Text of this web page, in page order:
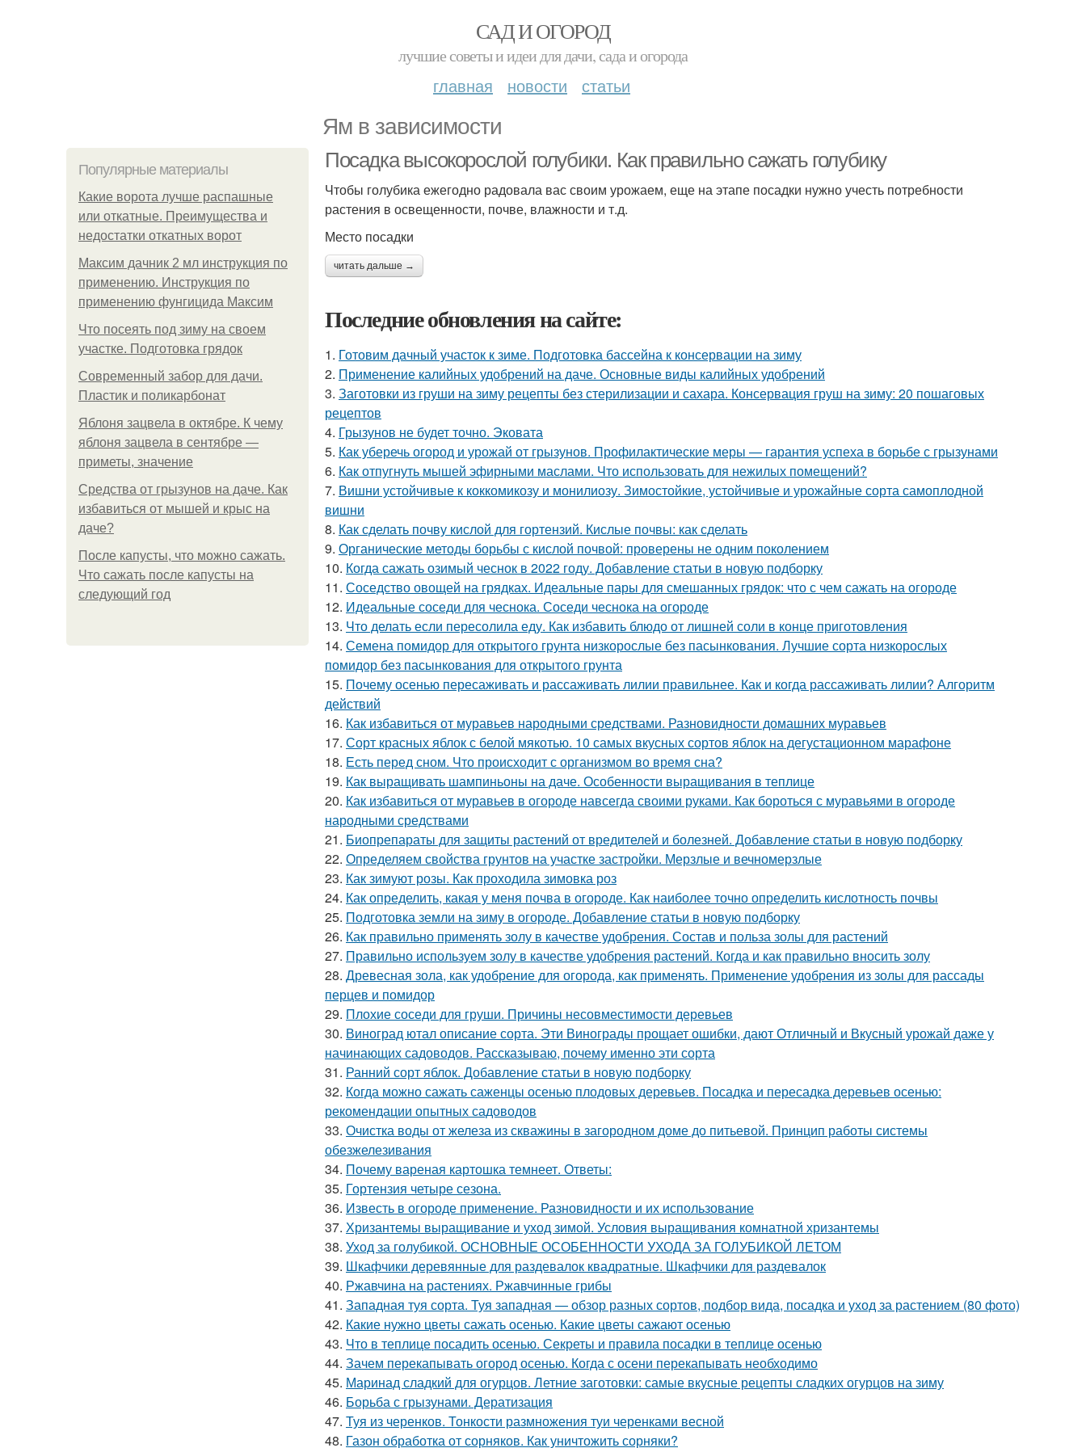
САД И ОГОРОД
лучшие советы и идеи для дачи, сада и огорода
главная новости статьи
Ям в зависимости
Популярные материалы
Какие ворота лучше распашные
или откатные. Преимущества и
недостатки откатных ворот
Максим дачник 2 мл инструкция по
применению. Инструкция по
применению фунгицида Максим
Что посеять под зиму на своем
участке. Подготовка грядок
Современный забор для дачи.
Пластик и поликарбонат
Яблоня зацвела в октябре. К чему
яблоня зацвела в сентябре —
приметы, значение
Средства от грызунов на даче. Как
избавиться от мышей и крыс на
даче?
После капусты, что можно сажать.
Что сажать после капусты на
следующий год
Посадка высокорослой голубики. Как правильно сажать голубику
Чтобы голубика ежегодно радовала вас своим урожаем, еще на этапе посадки нужно учесть потребности
растения в освещенности, почве, влажности и т.д.
Место посадки
читать дальше →
Последние обновления на сайте:
1. Готовим дачный участок к зиме. Подготовка бассейна к консервации на зиму
2. Применение калийных удобрений на даче. Основные виды калийных удобрений
3. Заготовки из груши на зиму рецепты без стерилизации и сахара. Консервация груш на зиму: 20 пошаговых
рецептов
4. Грызунов не будет точно. Эковата
5. Как уберечь огород и урожай от грызунов. Профилактические меры — гарантия успеха в борьбе с грызунами
6. Как отпугнуть мышей эфирными маслами. Что использовать для нежилых помещений?
7. Вишни устойчивые к коккомикозу и монилиозу. Зимостойкие, устойчивые и урожайные сорта самоплодной
вишни
8. Как сделать почву кислой для гортензий. Кислые почвы: как сделать
9. Органические методы борьбы с кислой почвой: проверены не одним поколением
10. Когда сажать озимый чеснок в 2022 году. Добавление статьи в новую подборку
11. Соседство овощей на грядках. Идеальные пары для смешанных грядок: что с чем сажать на огороде
12. Идеальные соседи для чеснока. Соседи чеснока на огороде
13. Что делать если пересолила еду. Как избавить блюдо от лишней соли в конце приготовления
14. Семена помидор для открытого грунта низкорослые без пасынкования. Лучшие сорта низкорослых
помидор без пасынкования для открытого грунта
15. Почему осенью пересаживать и рассаживать лилии правильнее. Как и когда рассаживать лилии? Алгоритм
действий
16. Как избавиться от муравьев народными средствами. Разновидности домашних муравьев
17. Сорт красных яблок с белой мякотью. 10 самых вкусных сортов яблок на дегустационном марафоне
18. Есть перед сном. Что происходит с организмом во время сна?
19. Как выращивать шампиньоны на даче. Особенности выращивания в теплице
20. Как избавиться от муравьев в огороде навсегда своими руками. Как бороться с муравьями в огороде
народными средствами
21. Биопрепараты для защиты растений от вредителей и болезней. Добавление статьи в новую подборку
22. Определяем свойства грунтов на участке застройки. Мерзлые и вечномерзлые
23. Как зимуют розы. Как проходила зимовка роз
24. Как определить, какая у меня почва в огороде. Как наиболее точно определить кислотность почвы
25. Подготовка земли на зиму в огороде. Добавление статьи в новую подборку
26. Как правильно применять золу в качестве удобрения. Состав и польза золы для растений
27. Правильно используем золу в качестве удобрения растений. Когда и как правильно вносить золу
28. Древесная зола, как удобрение для огорода, как применять. Применение удобрения из золы для рассады
перцев и помидор
29. Плохие соседи для груши. Причины несовместимости деревьев
30. Виноград ютал описание сорта. Эти Винограды прощает ошибки, дают Отличный и Вкусный урожай даже у
начинающих садоводов. Рассказываю, почему именно эти сорта
31. Ранний сорт яблок. Добавление статьи в новую подборку
32. Когда можно сажать саженцы осенью плодовых деревьев. Посадка и пересадка деревьев осенью:
рекомендации опытных садоводов
33. Очистка воды от железа из скважины в загородном доме до питьевой. Принцип работы системы
обезжелезивания
34. Почему вареная картошка темнеет. Ответы:
35. Гортензия четыре сезона.
36. Известь в огороде применение. Разновидности и их использование
37. Хризантемы выращивание и уход зимой. Условия выращивания комнатной хризантемы
38. Уход за голубикой. ОСНОВНЫЕ ОСОБЕННОСТИ УХОДА ЗА ГОЛУБИКОЙ ЛЕТОМ
39. Шкафчики деревянные для раздевалок квадратные. Шкафчики для раздевалок
40. Ржавчина на растениях. Ржавчинные грибы
41. Западная туя сорта. Туя западная — обзор разных сортов, подбор вида, посадка и уход за растением (80 фото)
42. Какие нужно цветы сажать осенью. Какие цветы сажают осенью
43. Что в теплице посадить осенью. Секреты и правила посадки в теплице осенью
44. Зачем перекапывать огород осенью. Когда с осени перекапывать необходимо
45. Маринад сладкий для огурцов. Летние заготовки: самые вкусные рецепты сладких огурцов на зиму
46. Борьба с грызунами. Дератизация
47. Туя из черенков. Тонкости размножения туи черенками весной
48. Газон обработка от сорняков. Как уничтожить сорняки?